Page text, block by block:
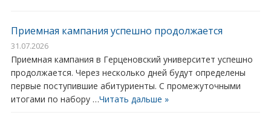
Приемная кампания успешно продолжается
31.07.2026
Приемная кампания в Герценовский университет успешно
продолжается. Через несколько дней будут определены
первые поступившие абитуриенты. С промежуточными
итогами по набору …Читать дальше »